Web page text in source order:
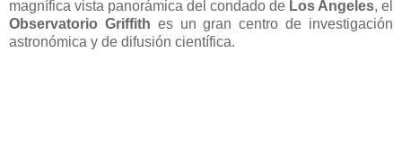
magnífica vista panorámica del condado de Los Angeles, el
Observatorio Griffith es un gran centro de investigación
astronómica y de difusión científica.